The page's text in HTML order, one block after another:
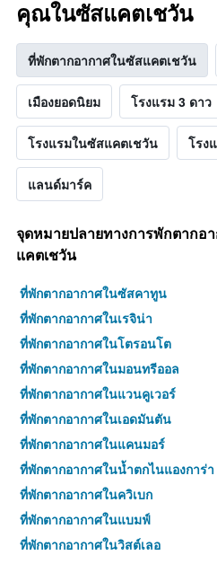
คุณในซัสแคตเชวัน
ที่พักตากอากาศในซัสแคตเชวัน
เมืองยอดนิยม โรงแรม 3 ดาว
โรงแรมในซัสแคตเชวัน โรง
แลนด์มาร์ค
จุดหมายปลายทางการพักตากอ
แคตเชวัน
ที่พักตากอากาศในซัสคาทูน
ที่พักตากอากาศในเรจิน่า
ที่พักตากอากาศในโตรอนโต
ที่พักตากอากาศในมอนทรีออล
ที่พักตากอากาศในแวนคูเวอร์
ที่พักตากอากาศในเอดมันตัน
ที่พักตากอากาศในแคนมอร์
ที่พักตากอากาศในน้ำตกไนแองการ่า
ที่พักตากอากาศในควิเบก
ที่พักตากอากาศในแบมฟ์
ที่พักตากอากาศในวิสต์เลอ